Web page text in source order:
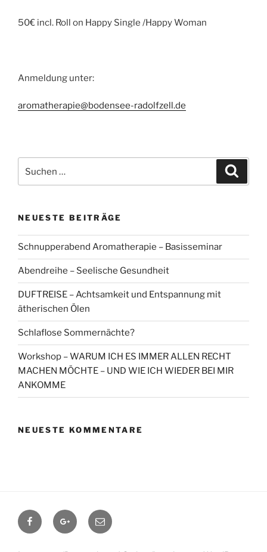
50€ incl. Roll on Happy Single /Happy Woman
Anmeldung unter:
aromatherapie@bodensee-radolfzell.de
nach:
NEUESTE BEITRÄGE
Schnupperabend Aromatherapie – Basisseminar
Abendreihe – Seelische Gesundheit
DUFTREISE – Achtsamkeit und Entspannung mit
ätherischen Ölen
Schlaflose Sommernächte?
Workshop – WARUM ICH ES IMMER ALLEN RECHT
MACHEN MÖCHTE – UND WIE ICH WIEDER BEI MIR
ANKOMME
NEUESTE KOMMENTARE
FacebookGoogle+Contact
me